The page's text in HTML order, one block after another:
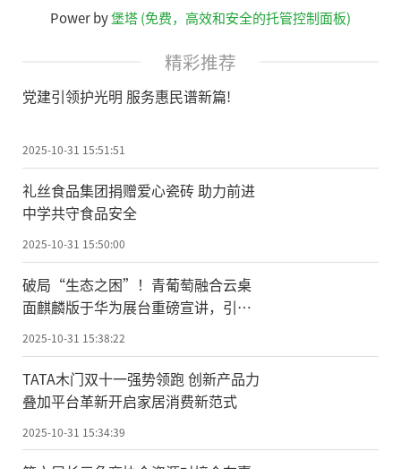
Power by堡塔 (免费，高效和安全的托管控制面板)
精彩推荐
党建引领护光明 服务惠民谱新篇!
2025-10-31 15:51:51
礼丝食品集团捐赠爱心瓷砖 助力前进
中学共守食品安全
2025-10-31 15:50:00
破局“生态之困”！青葡萄融合云桌
面麒麟版于华为展台重磅宣讲，引领
2025-10-31 15:38:22
TATA木门双十一强势领跑 创新产品力
叠加平台革新开启家居消费新范式
2025-10-31 15:34:39